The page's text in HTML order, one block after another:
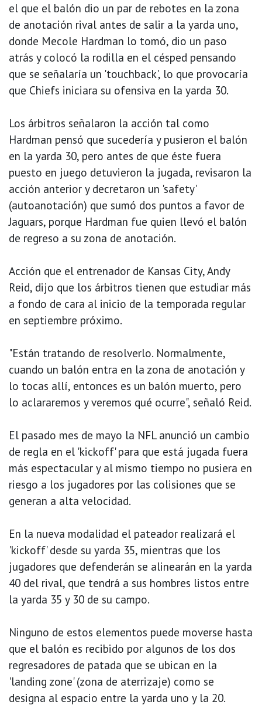
el que el balón dio un par de rebotes en la zona
de anotación rival antes de salir a la yarda uno,
donde Mecole Hardman lo tomó, dio un paso
atrás y colocó la rodilla en el césped pensando
que se señalaría un 'touchback', lo que provocaría
que Chiefs iniciara su ofensiva en la yarda 30.
Los árbitros señalaron la acción tal como
Hardman pensó que sucedería y pusieron el balón
en la yarda 30, pero antes de que éste fuera
puesto en juego detuvieron la jugada, revisaron la
acción anterior y decretaron un 'safety'
(autoanotación) que sumó dos puntos a favor de
Jaguars, porque Hardman fue quien llevó el balón
de regreso a su zona de anotación.
Acción que el entrenador de Kansas City, Andy
Reid, dijo que los árbitros tienen que estudiar más
a fondo de cara al inicio de la temporada regular
en septiembre próximo.
"Están tratando de resolverlo. Normalmente,
cuando un balón entra en la zona de anotación y
lo tocas allí, entonces es un balón muerto, pero
lo aclararemos y veremos qué ocurre", señaló Reid.
El pasado mes de mayo la NFL anunció un cambio
de regla en el 'kickoff' para que está jugada fuera
más espectacular y al mismo tiempo no pusiera en
riesgo a los jugadores por las colisiones que se
generan a alta velocidad.
En la nueva modalidad el pateador realizará el
'kickoff' desde su yarda 35, mientras que los
jugadores que defenderán se alinearán en la yarda
40 del rival, que tendrá a sus hombres listos entre
la yarda 35 y 30 de su campo.
Ninguno de estos elementos puede moverse hasta
que el balón es recibido por algunos de los dos
regresadores de patada que se ubican en la
'landing zone' (zona de aterrizaje) como se
designa al espacio entre la yarda uno y la 20.